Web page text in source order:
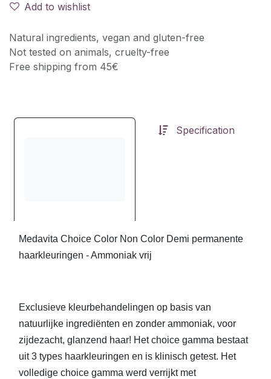
Add to wishlist
Natural ingredients, vegan and gluten-free
Not tested on animals, cruelty-free
Free shipping from 45€
Specification
Medavita Choice Color Non Color Demi permanente
haarkleuringen - Ammoniak vrij
Exclusieve kleurbehandelingen op basis van
natuurlijke ingrediënten en zonder ammoniak, voor
zijdezacht, glanzend haar! Het choice gamma bestaat
uit 3 types haarkleuringen en is klinisch getest. Het
volledige choice gamma werd verrijkt met